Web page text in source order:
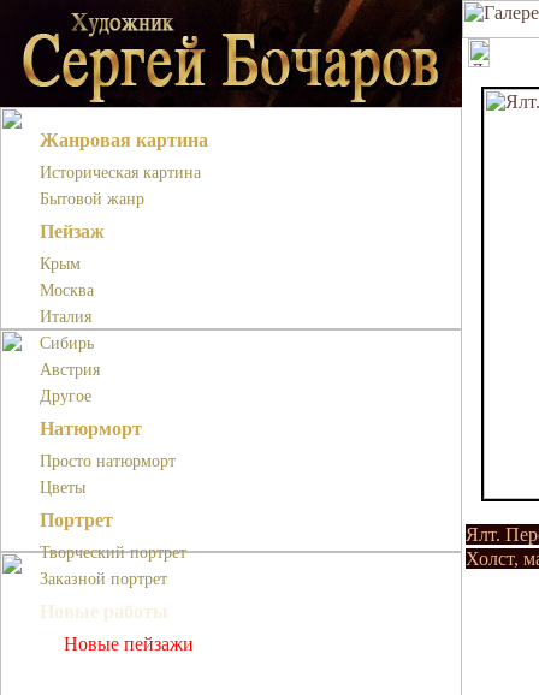
Жанровая картина
Историческая картина
Бытовой жанр
Пейзаж
Крым
Москва
Италия
Сибирь
Австрия
Другое
Натюрморт
Просто натюрморт
Цветы
Портрет
Творческий портрет
Заказной портрет
Новые работы
Новые пейзажи
Ялт.
Холст,